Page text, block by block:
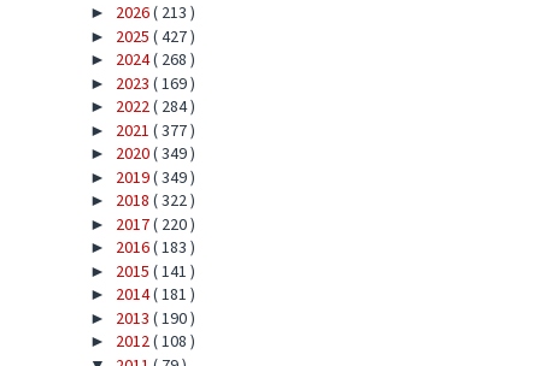
► 2026( 213 )
► 2025 ( 427 )
► 2024( 268 )
► 2023 ( 169 )
► 2022( 284 )
► 2021 ( 377 )
► 2020( 349 )
► 2019( 349 )
► 2018 ( 322 )
► 2017( 220 )
► 2016( 183 )
► 2015 ( 141 )
► 2014( 181 )
► 2013 ( 190 )
► 2012( 108 )